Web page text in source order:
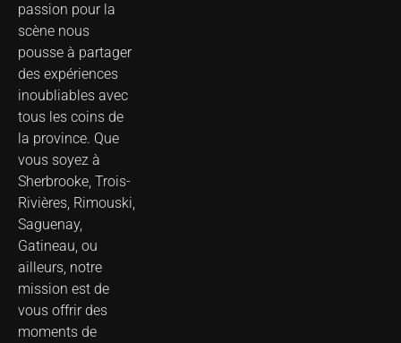
passion pour la
scène nous
pousse à partager
des expériences
inoubliables avec
tous les coins de
la province. Que
vous soyez à
Sherbrooke, Trois-
Rivières, Rimouski,
Saguenay,
Gatineau, ou
ailleurs, notre
mission est de
vous offrir des
moments de